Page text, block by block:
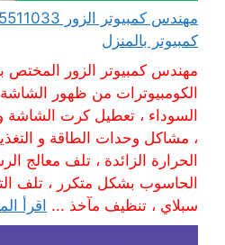
كمبيوتر بالمنزل
مهندس كمبيوتر الزور المختص
الكومبيوترات من ظهور
السوداء ، تعطيل كرت
، مشاكل وحدات الطاقة و
الحرارة الزائدة ، تلف معالج
الحاسوب بشكل متكرر ، تلف
سبلاي ، تنظيف مآخذ ... اقرأ